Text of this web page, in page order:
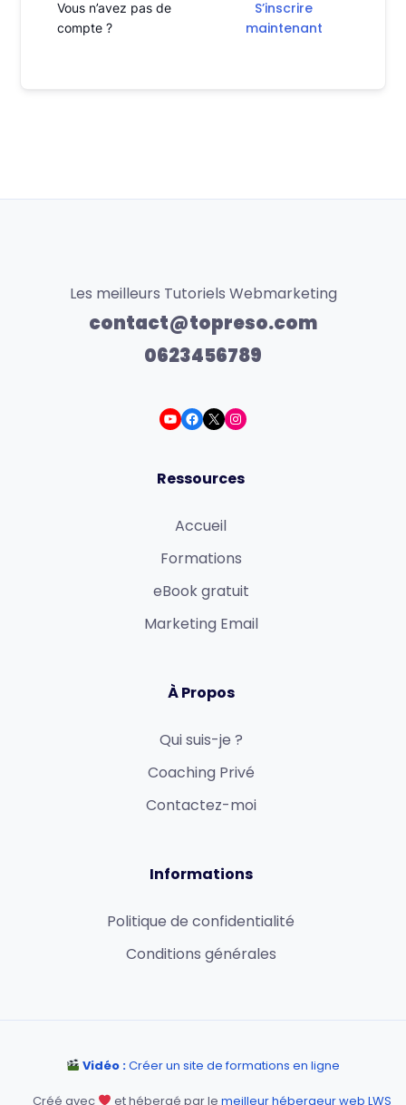
Vous n’avez pas de
compte ?
S’inscrire
maintenant
Les meilleurs Tutoriels Webmarketing
contact@topreso.com
0623456789
Ressources
Accueil
Formations
eBook gratuit
Marketing Email
À Propos
Qui suis-je ?
Coaching Privé
Contactez-moi
Informations
Politique de confidentialité
Conditions générales
Vidéo :Créer un site de formations en ligne
Créé avec et hébergé par le meilleur hébergeur web LWS